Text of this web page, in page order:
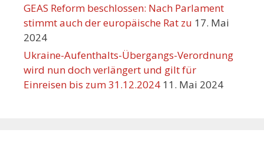
GEAS Reform beschlossen: Nach Parlament
stimmt auch der europäische Rat zu 17. Mai
2024
Ukraine-Aufenthalts-Übergangs-Verordnung
wird nun doch verlängert und gilt für
Einreisen bis zum 31.12.2024 11. Mai 2024